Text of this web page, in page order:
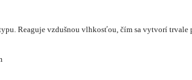
Reaguje vzdušnou vlhkosťou, čím sa vytvorí trvale